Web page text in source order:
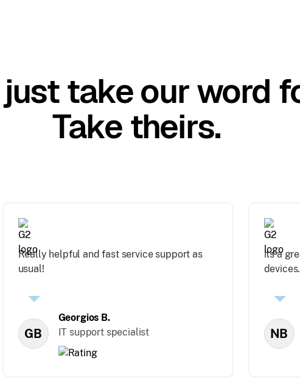
just take our word
Take theirs.
Really helpful and fast service support as
usual!
GB
Georgios B.
IT support specialist
its a
devices.
NB